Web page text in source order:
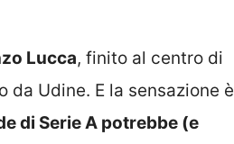
Lucca, finito al centro di
Udine. E la sensazione è
di Serie A potrebbe (e